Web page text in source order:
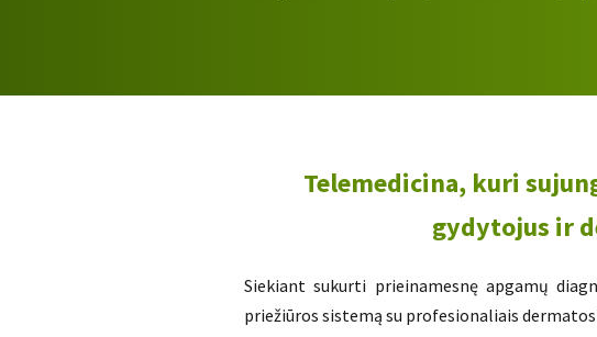
Telemedicina, kuri
gydytojus ir
Siekiant sukurti prieinamesnę apgamų
priežiūros sistemą su profesionaliais